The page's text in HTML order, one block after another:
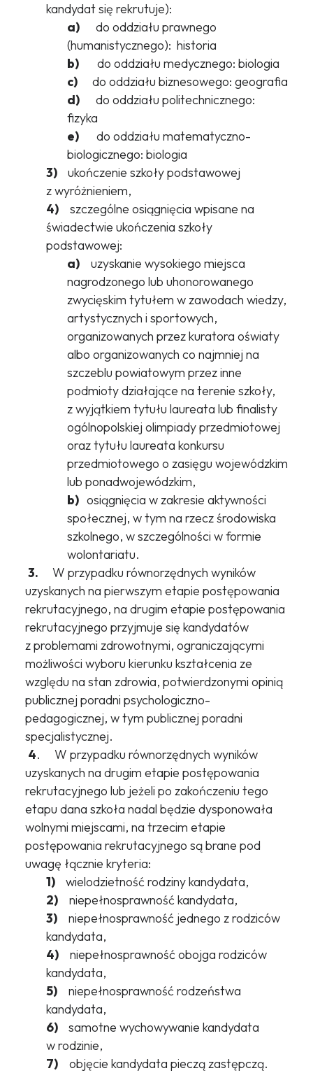
kandydat się rekrutuje):
a)
do oddziału prawnego
(humanistycznego): historia
b)
do oddziału medycznego: biologia
c)
do oddziału biznesowego: geografia
d)
do oddziału politechnicznego:
fizyka
e)
do oddziału matematyczno-
biologicznego: biologia
3)
ukończenie szkoły podstawowej
z wyróżnieniem,
4)szczególne osiągnięcia wpisane na
świadectwie ukończenia szkoły
podstawowej:
a)uzyskanie wysokiego miejsca
nagrodzonego lub uhonorowanego
zwycięskim tytułem w zawodach wiedzy,
artystycznych i sportowych,
organizowanych przez kuratora oświaty
albo organizowanych co najmniej na
szczeblu powiatowym przez inne
podmioty działające na terenie szkoły,
z wyjątkiem tytułu laureata lub finalisty
ogólnopolskiej olimpiady przedmiotowej
oraz tytułu laureata konkursu
przedmiotowego o zasięgu wojewódzkim
lub ponadwojewódzkim,
b) osiągnięcia w zakresie aktywności
społecznej, w tym na rzecz środowiska
szkolnego, w szczególności w formie
wolontariatu.
3. W przypadku równorzędnych wyników
uzyskanych na pierwszym etapie postępowania
rekrutacyjnego, na drugim etapie postępowania
rekrutacyjnego przyjmuje się kandydatów
z problemami zdrowotnymi, ograniczającymi
możliwości wyboru kierunku kształcenia ze
względu na stan zdrowia, potwierdzonymi opinią
publicznej poradni psychologiczno-
pedagogicznej, w tym publicznej poradni
specjalistycznej.
4. W przypadku równorzędnych wyników
uzyskanych na drugim etapie postępowania
rekrutacyjnego lub jeżeli po zakończeniu tego
etapu dana szkoła nadal będzie dysponowała
wolnymi miejscami, na trzecim etapie
postępowania rekrutacyjnego są brane pod
uwagę łącznie kryteria:
1)
wielodzietność rodziny kandydata,
2)niepełnosprawność kandydata,
3)niepełnosprawność jednego z rodziców
kandydata,
4)niepełnosprawność obojga rodziców
kandydata,
5)niepełnosprawność rodzeństwa
kandydata,
6)
samotne wychowywanie kandydata
w rodzinie,
7)objęcie kandydata pieczą zastępczą.